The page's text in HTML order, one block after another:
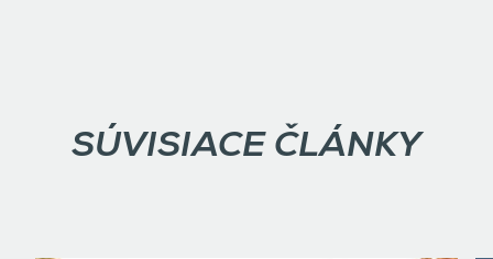
SÚVISIACE ČLÁNKY